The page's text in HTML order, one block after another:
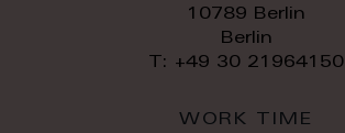
10789 Berlin
Berlin
T: +49 30 21964150
WORK TIME